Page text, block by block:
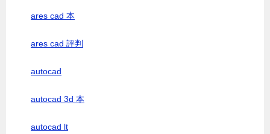
ares cad 本
ares cad 評判
autocad
autocad 3d 本
autocad lt